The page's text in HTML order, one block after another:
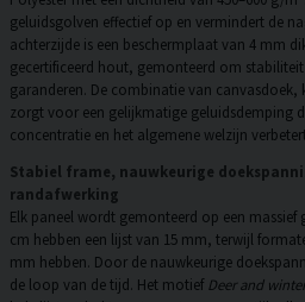
geluidsgolven effectief op en vermindert de
achterzijde is een beschermplaat van 4 mm
gecertificeerd hout, gemonteerd om
garanderen. De combinatie van
zorgt voor een gelijkmatige geluidsdemping
concentratie en het algemene welzijn verbetert.
Stabiel frame, nauwkeurige
randafwerking
Elk paneel wordt gemonteerd op een massief
cm hebben een lijst van 15 mm, terwijl
mm hebben. Door de nauwkeurige
de loop van de tijd. Het motief Deer and